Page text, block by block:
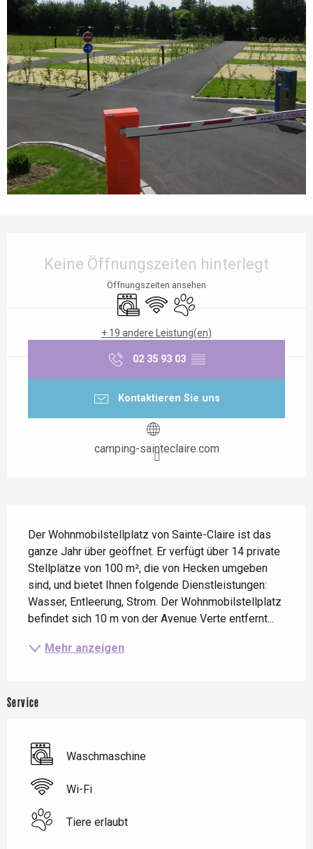
Keine Öffnungszeiten hinterlegt
Öffnungszeiten ansehen
Waschmaschine
Wi-Fi Tiere erlaubt
+ 19 andere Leistung(en)
02 35 93 03 ▒▒
Kontaktieren Sie uns
camping-sainteclaire.com
Der Wohnmobilstellplatz von Sainte-Claire ist das
ganze Jahr über geöffnet. Er verfügt über 14 private
Stellplätze von 100 m², die von Hecken umgeben
sind, und bietet Ihnen folgende Dienstleistungen:
Wasser, Entleerung, Strom. Der Wohnmobilstellplatz
befindet sich 10 m von der Avenue Verte entfernt...
Mehr anzeigen
Service
Waschmaschine
Wi-Fi
Tiere erlaubt